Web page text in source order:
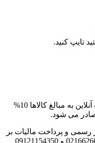
تایپ کنید.
لازم به توضیح است در صورت پرداخت آنلاین به مبالغ کالاها 10%
می شود.
رسمی و پرداخت مالیات بر
ارزش افزوده لطفا با شماره های 02166266068 و 09121154350